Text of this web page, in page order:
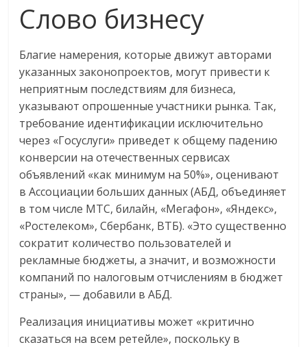
Слово бизнесу
Благие намерения, которые движут авторами
указанных законопроектов, могут привести к
неприятным последствиям для бизнеса,
указывают опрошенные участники рынка. Так,
требование идентификации исключительно
через «Госуслуги» приведет к общему падению
конверсии на отечественных сервисах
объявлений «как минимум на 50%», оценивают
в Ассоциации больших данных (АБД, объединяет
в том числе МТС, билайн, «Мегафон», «Яндекс»,
«Ростелеком», Сбербанк, ВТБ). «Это существенно
сократит количество пользователей и
рекламные бюджеты, а значит, и возможности
компаний по налоговым отчислениям в бюджет
страны», — добавили в АБД.
Реализация инициативы может «критично
сказаться на всем ретейле», поскольку в